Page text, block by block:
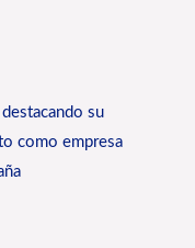
su
como empresa